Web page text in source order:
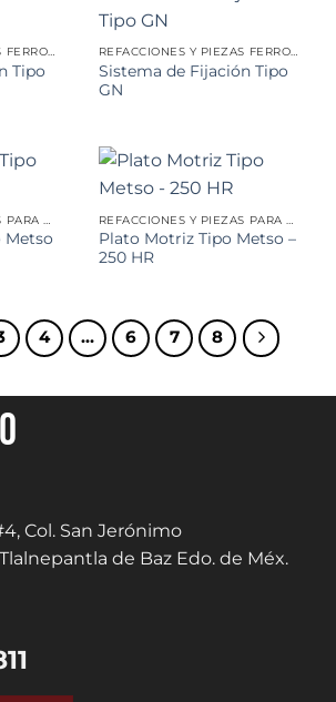
REFACCIONES Y PIEZAS FERROVIARIAS
Tipo
REFACCIONES Y PIEZAS FERROVIARIAS
Sistema de Fijación Tipo
GN
REFACCIONES Y PIEZAS PARA MINERÍA
Metso
REFACCIONES Y PIEZAS PARA MINERÍA
Plato Motriz Tipo Metso –
250 HR
4 … 6 7 8
Col. San Jerónimo
de Baz Edo. de Méx.